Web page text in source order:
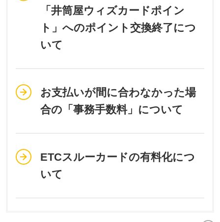
「井筒屋ウィズカードポイン
ト」へのポイント交換終了につ
いて
お支払いが間に合わなかった場
合の「事務手数料」について
ETCスルーカードの有料化につ
いて